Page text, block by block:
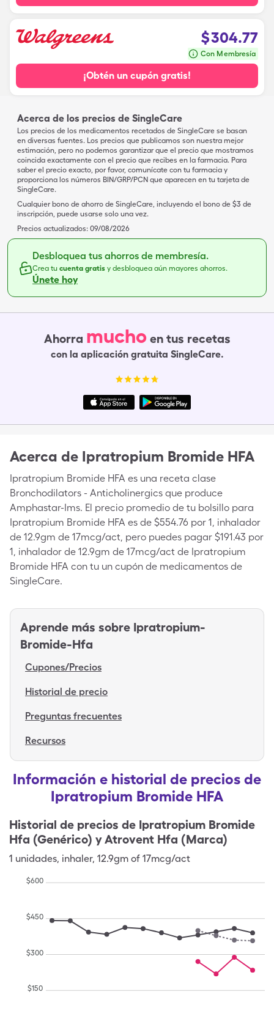
$304.77
Con Membresía
¡Obtén un cupón gratis!
Acerca de los precios de SingleCare
Los precios de los medicamentos recetados de SingleCare se basan
en diversas fuentes. Los precios que publicamos son nuestra mejor
estimación, pero no podemos garantizar que el precio que mostramos
coincida exactamente con el precio que recibes en la farmacia. Para
saber el precio exacto, por favor, comunícate con tu farmacia y
proporciona los números BIN/GRP/PCN que aparecen en tu tarjeta de
SingleCare.
Cualquier bono de ahorro de SingleCare, incluyendo el bono de $3 de
inscripción, puede usarse solo una vez.
Precios actualizados: 09/08/2026
Desbloquea tus ahorros de membresía.
Crea tu cuenta gratis y desbloquea aún mayores ahorros.
Únete hoy
Ahorra mucho en tus recetas
con la aplicación gratuita SingleCare.
Acerca de Ipratropium Bromide HFA
Ipratropium Bromide HFA es una receta clase
Bronchodilators - Anticholinergics que produce
Amphastar-Ims. El precio promedio de tu bolsillo para
Ipratropium Bromide HFA es de $554.76 por 1, inhalador
de 12.9gm de 17mcg/act, pero puedes pagar $191.43 por
1, inhalador de 12.9gm de 17mcg/act de Ipratropium
Bromide HFA con tu un cupón de medicamentos de
SingleCare.
Aprende más sobre Ipratropium-
Bromide-Hfa
Cupones/Precios
Historial de precio
Preguntas frecuentes
Recursos
Información e historial de precios de
Ipratropium Bromide HFA
Historial de precios de Ipratropium Bromide
Hfa (Genérico) y Atrovent Hfa (Marca)
1 unidades, inhaler, 12.9gm of 17mcg/act
$150
$300
$450
$600